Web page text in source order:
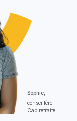
Sophie,
conseillère
Cap retraite